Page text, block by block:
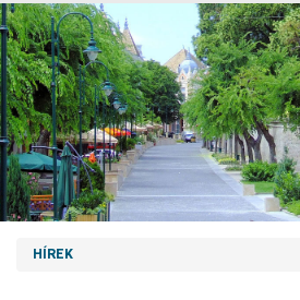
HÍREK